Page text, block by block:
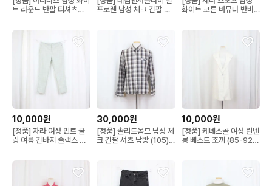
트 라운드 반팔 티셔츠
프로렌 남성 체크 긴팔 셔
화이트 코튼 버뮤다 반바
10,000원
[정품] 자라 여성 민트 쿨
링 여름 긴바지 슬랙스 상
30,000원
[정품] 솔리드옴므 남성 체
크 긴팔 셔츠 남방 (105)
10,000원
[정품] 케네스콜 여성 린넨
롱 베스트 조끼 (85-92)